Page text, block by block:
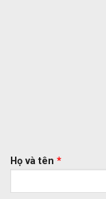
Họ và tên *